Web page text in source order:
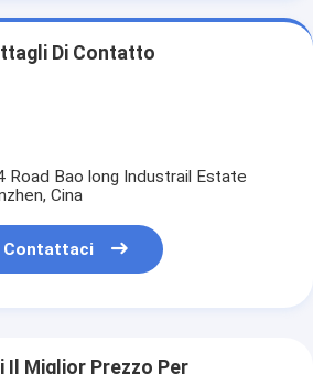
Di Contatto
Road Bao long Industrail Estate
Cina
Contattaci
Il Miglior Prezzo Per